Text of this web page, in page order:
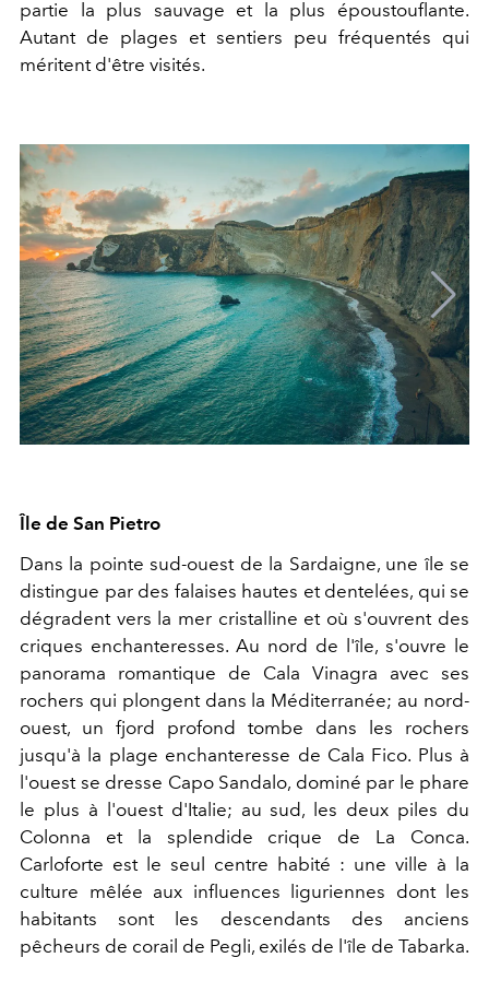
partie la plus sauvage et la plus époustouflante.
Autant de plages et sentiers peu fréquentés qui
méritent d'être visités.
Île de San Pietro
Dans la pointe sud-ouest de la Sardaigne, une île se
distingue par des falaises hautes et dentelées, qui se
dégradent vers la mer cristalline et où s'ouvrent des
criques enchanteresses. Au nord de l'île, s'ouvre le
panorama romantique de Cala Vinagra avec ses
rochers qui plongent dans la Méditerranée; au nord-
ouest, un fjord profond tombe dans les rochers
jusqu'à la plage enchanteresse de Cala Fico. Plus à
l'ouest se dresse Capo Sandalo, dominé par le phare
le plus à l'ouest d'Italie; au sud, les deux piles du
Colonna et la splendide crique de La Conca.
Carloforte est le seul centre habité : une ville à la
culture mêlée aux influences liguriennes dont les
habitants sont les descendants des anciens
pêcheurs de corail de Pegli, exilés de l'île de Tabarka.